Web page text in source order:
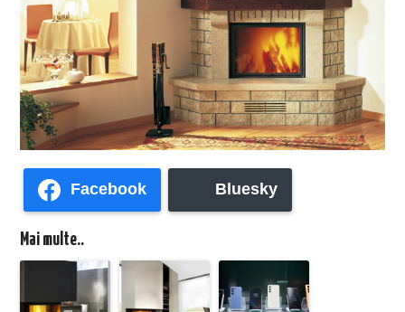
Facebook Bluesky
Mai multe..